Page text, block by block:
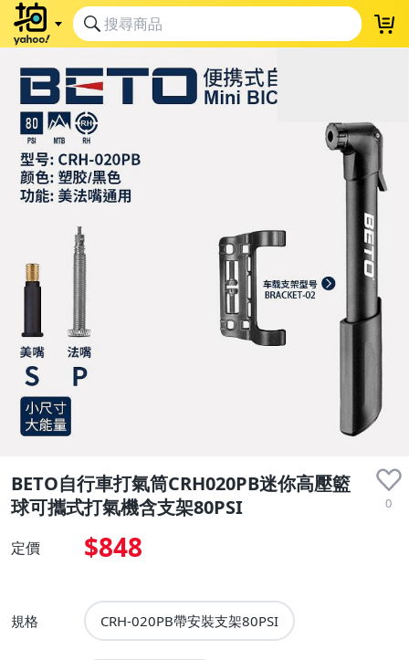
BETO自行車打氣筒CRH020PB迷你高壓籃
球可攜式打氣機含支架80PSI
0
定價 $848
規格 CRH-020PB帶安裝支架80PSI